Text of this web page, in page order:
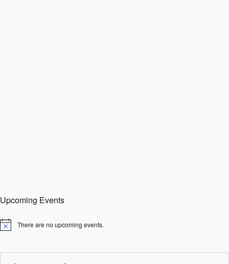
Upcoming Events
N
i
There are no upcoming events.